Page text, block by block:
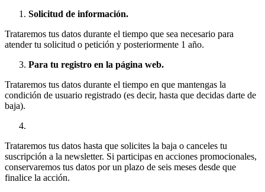
Solicitud de información.
Trataremos tus datos durante el tiempo que sea necesario para
atender tu solicitud o petición y posteriormente 1 año.
Para tu registro en la página web.
Trataremos tus datos durante el tiempo en que mantengas la
condición de usuario registrado (es decir, hasta que decidas darte de
baja).
Trataremos tus datos hasta que solicites la baja o canceles tu
suscripción a la newsletter. Si participas en acciones promocionales,
conservaremos tus datos por un plazo de seis meses desde que
finalice la acción.